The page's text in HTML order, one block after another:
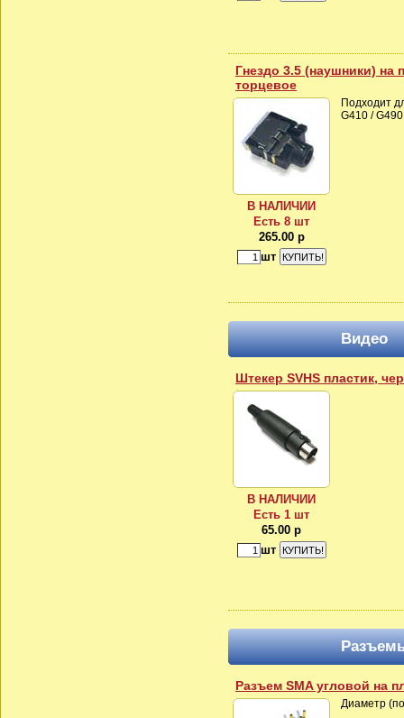
Гнездо 3.5 (наушники) на
торцевое
В НАЛИЧИИ
Есть 8 шт
265.00 р
шт
Подходит
G410 /
Видео
Штекер SVHS пластик,
В НАЛИЧИИ
Есть 1 шт
65.00 р
шт
Разъем SMA угловой на
Диаметр